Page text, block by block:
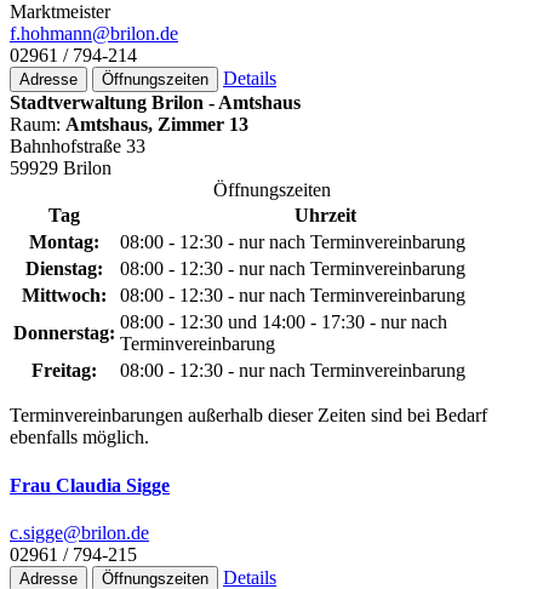
Marktmeister
f.hohmann@­brilon.de
02961 / 794-214
Adresse Öffnungszeiten
Details
Stadtverwaltung Brilon - Amtshaus
Raum: Amtshaus, Zimmer 13
Bahnhofstraße 33
59929 Brilon
Öffnungszeiten
Tag
Uhrzeit
Montag:
08:00 - 12:30 - nur nach Terminvereinbarung
Dienstag:
08:00 - 12:30 - nur nach Terminvereinbarung
Mittwoch:
08:00 - 12:30 - nur nach Terminvereinbarung
Donnerstag:
08:00 - 12:30 und 14:00 - 17:30 - nur nach
Terminvereinbarung
Freitag:
08:00 - 12:30 - nur nach Terminvereinbarung
Terminvereinbarungen außerhalb dieser Zeiten sind bei Bedarf
ebenfalls möglich.
Frau Claudia Sigge
c.sigge@­brilon.de
02961 / 794-215
Adresse Öffnungszeiten
Details